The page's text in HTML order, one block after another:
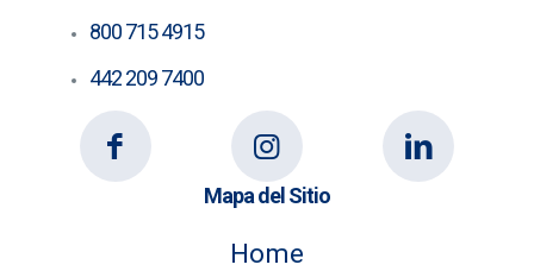
800 715 4915
442 209 7400
Mapa del Sitio
Home